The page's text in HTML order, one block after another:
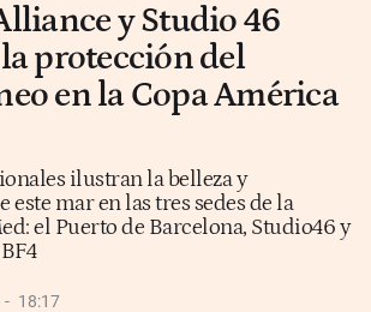
y Studio 46
protección del
en la Copa América
ilustran la belleza y
mar en las tres sedes de la
el Puerto de Barcelona, Studio46 y
18:17